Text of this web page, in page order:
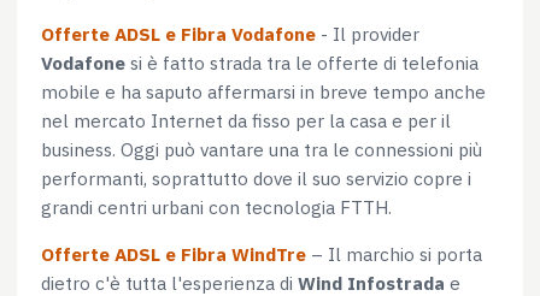
Offerte ADSL e Fibra Vodafone - Il provider
Vodafone si è fatto strada tra le offerte di telefonia
mobile e ha saputo affermarsi in breve tempo anche
nel mercato Internet da fisso per la casa e per il
business. Oggi può vantare una tra le connessioni più
performanti, soprattutto dove il suo servizio copre i
grandi centri urbani con tecnologia FTTH.
Offerte ADSL e Fibra WindTre – Il marchio si porta
dietro c'è tutta l'esperienza di Wind Infostrada e